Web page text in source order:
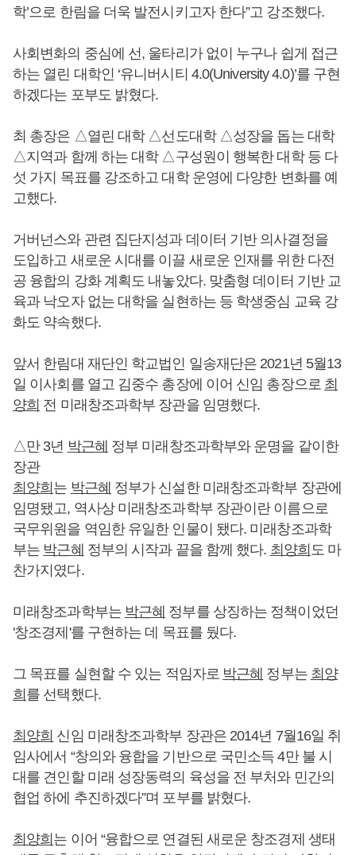
학’으로 한림을 더욱 발전시키고자 한다”고 강조했다.
사회변화의 중심에 선, 울타리가 없이 누구나 쉽게 접근
하는 열린 대학인 ‘유니버시티 4.0(University 4.0)’를 구현
하겠다는 포부도 밝혔다.
최 총장은 △열린 대학 △선도대학 △성장을 돕는 대학
△지역과 함께 하는 대학 △구성원이 행복한 대학 등 다
섯 가지 목표를 강조하고 대학 운영에 다양한 변화를 예
고했다.
거버넌스와 관련 집단지성과 데이터 기반 의사결정을
도입하고 새로운 시대를 이끌 새로운 인재를 위한 다전
공 융합의 강화 계획도 내놓았다. 맞춤형 데이터 기반 교
육과 낙오자 없는 대학을 실현하는 등 학생중심 교육 강
화도 약속했다.
앞서 한림대 재단인 학교법인 일송재단은 2021년 5월13
일 이사회를 열고 김중수 총장에 이어 신임 총장으로 최
양희 전 미래창조과학부 장관을 임명했다.
△만 3년 박근혜 정부 미래창조과학부와 운명을 같이한
장관
최양희 는 박근혜 정부가 신설한 미래창조과학부 장관에
임명됐고, 역사상 미래창조과학부 장관이란 이름으로
국무위원을 역임한 유일한 인물이 됐다. 미래창조과학
부는 박근혜 정부의 시작과 끝을 함께 했다. 최양희 도 마
찬가지였다.
미래창조과학부는 박근혜 정부를 상징하는 정책이었던
'창조경제'를 구현하는 데 목표를 뒀다.
그 목표를 실현할 수 있는 적임자로 박근혜 정부는 최양
희 를 선택했다.
최양희 신임 미래창조과학부 장관은 2014년 7월16일 취
임사에서 “창의와 융합을 기반으로 국민소득 4만 불 시
대를 견인할 미래 성장동력의 육성을 전 부처와 민간의
협업 하에 추진하겠다”며 포부를 밝혔다.
최양희 는 이어 “융합으로 연결된 새로운 창조경제 생태